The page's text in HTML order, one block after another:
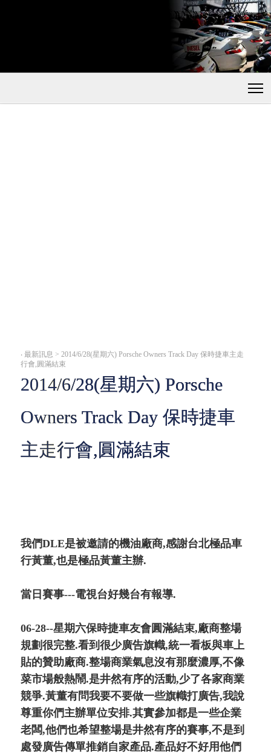
‧最新訊息 > 2014/6/28(星期六) Porsche Owners Track Day 保時捷車主走
行會,圓滿結束
2014/6/28(星期六) Porsche
Owners Track Day 保時捷車
主走行會,圓滿結束
我們DLE是被邀請的機油廠商,感謝台北極品車
行黃董,也是極品黃董主辦.
當日賽事---電視台好幾台有報導.
06-28--星期六保時捷車友會圓滿結束,廠商整場
規劃很完整.看到很少廣告旗幟,統一看板與車上
貼的贊助廠商.整場商業氣息沒有那麼濃厚,不像
菜市場般熱鬧.是井然有序的活動,少了各家商業
競爭.黃董有問我要不要做一些旗幟打廣告,我說
尊重你們主辦單位安排.其實參加都是一些企業
老闆,他們也希望整場是井然有序的賽事,不是到
處發廣告傳單推銷自家產品.產品好不好用他們